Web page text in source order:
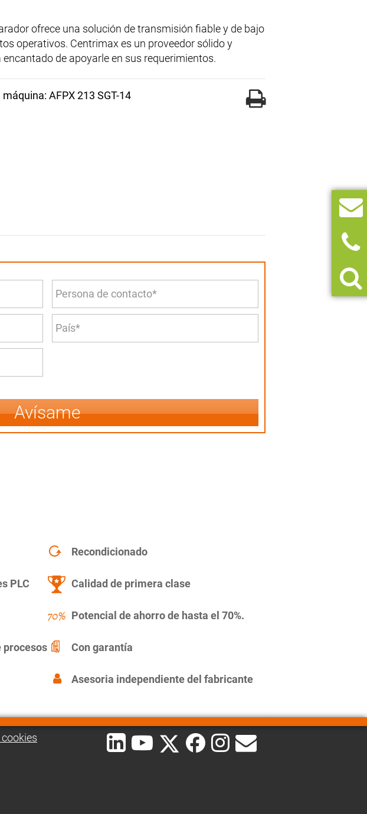
ofrece una solución de transmisión fiable y de bajo
operativos. Centrimax es un proveedor sólido y
de apoyarle en sus requerimientos.
AFPX 213 SGT-14
Avísame
Recondicionado
PLC Calidad de primera clase
Potencial de ahorro de hasta el 70%.
procesos Con garantía
Asesoria independiente del fabricante